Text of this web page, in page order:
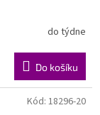
do týdne
Do košíku
Kód: 18296-20